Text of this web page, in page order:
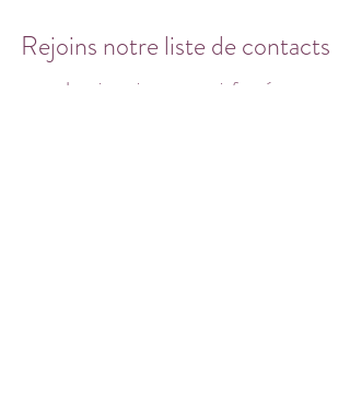
Rejoins notre liste de contacts
Inscrits-toi pour rester informé.e